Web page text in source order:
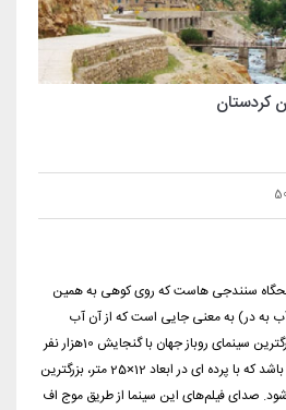
کردستان
سنندجی هاست که روی کوهی به همین
(آب به در) به معنی جایی است که از آن آب
فراوان تراوش می کند.مچنین بزرگترین سینمای روباز جهان با گنجایش 10هزار نفر
در پارک جنگلی آبیدر سنندج می باشد که با پرده ای در ابعاد 12×25 متر، بزرگترین
صدای فیلم‌های این سینما از طریق موج اف